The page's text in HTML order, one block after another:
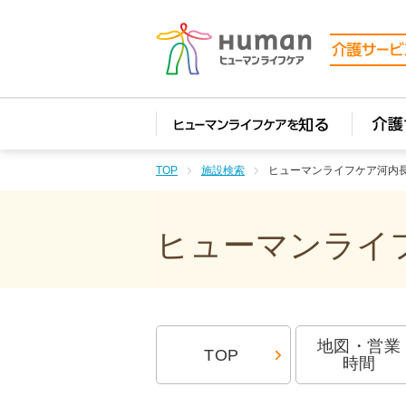
TOP 施設検索 ヒューマンライフケア河内
ヒューマンライ
TOP
地図・営業
時間